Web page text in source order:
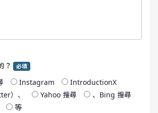
？ 必填
Instagram
IntroductionX
）、
Yahoo 搜尋
、Bing 搜尋
等